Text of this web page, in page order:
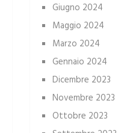
Giugno 2024
Maggio 2024
Marzo 2024
Gennaio 2024
Dicembre 2023
Novembre 2023
Ottobre 2023